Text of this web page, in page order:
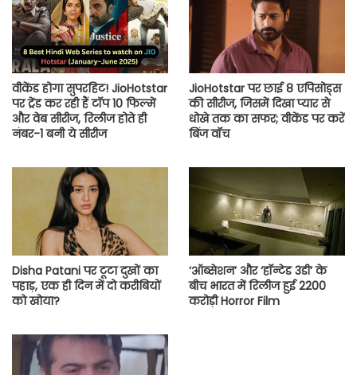
वीकेंड होगा सुपरहिट! JioHotstar
पर ट्रेंड कर रही हैं टॉप 10 फिल्में
और वेब सीरीज, रिलीज होते ही
नंबर-1 बनी ये सीरीज
JioHotstar पर छाई 8 एपिसोड्स
की सीरीज, जिसमें दिखा प्यार से
धोखे तक का सफर; वीकेंड पर करें
बिंज वॉच
Disha Patani पर टूटा दुखों का
पहाड़, एक ही दिन में दो करीबियों
को खोया?
‘ऑब्सेशन’ और ‘हॉन्टेड 3डी’ के
बीच भारत में रिलीज हुई 2200
करोड़ी Horror Film